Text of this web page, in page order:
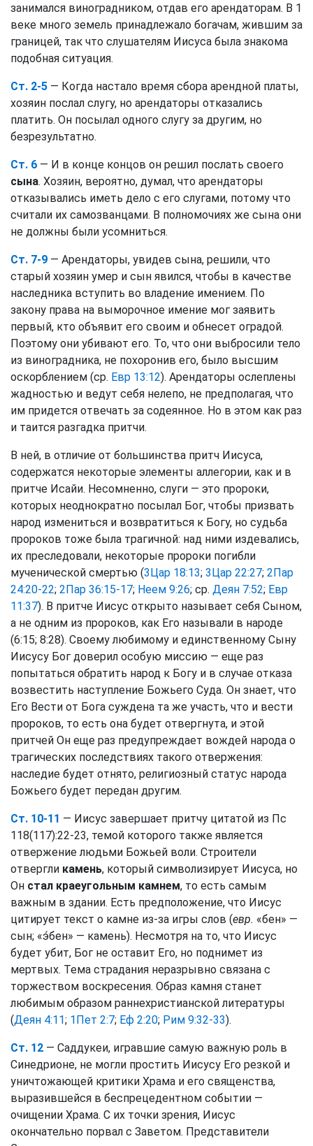
занимался виноградником, отдав его арендаторам. В 1
веке много земель принадлежало богачам, жившим за
границей, так что слушателям Иисуса была знакома
подобная ситуация.
Ст. 2-5 — Когда настало время сбора арендной платы,
хозяин послал слугу, но арендаторы отказались
платить. Он посылал одного слугу за другим, но
безрезультатно.
Ст. 6 — И в конце концов он решил послать своего
сына. Хозяин, вероятно, думал, что арендаторы
отказывались иметь дело с его слугами, потому что
считали их самозванцами. В полномочиях же сына они
не должны были усомниться.
Ст. 7-9 — Арендаторы, увидев сына, решили, что
старый хозяин умер и сын явился, чтобы в качестве
наследника вступить во владение имением. По
закону права на выморочное имение мог заявить
первый, кто объявит его своим и обнесет оградой.
Поэтому они убивают его. То, что они выбросили тело
из виноградника, не похоронив его, было высшим
оскорблением (ср. Евр 13:12). Арендаторы ослеплены
жадностью и ведут себя нелепо, не предполагая, что
им придется отвечать за содеянное. Но в этом как раз
и таится разгадка притчи.
В ней, в отличие от большинства притч Иисуса,
содержатся некоторые элементы аллегории, как и в
притче Исайи. Несомненно, слуги — это пророки,
которых неоднократно посылал Бог, чтобы призвать
народ измениться и возвратиться к Богу, но судьба
пророков тоже была трагичной: над ними издевались,
их преследовали, некоторые пророки погибли
мученической смертью (3Цар 18:13; 3Цар 22:27; 2Пар
24:20-22; 2Пар 36:15-17; Неем 9:26; ср. Деян 7:52; Евр
11:37). В притче Иисус открыто называет себя Сыном,
а не одним из пророков, как Его называли в народе
(6:15; 8:28). Своему любимому и единственному Сыну
Иисусу Бог доверил особую миссию — еще раз
попытаться обратить народ к Богу и в случае отказа
возвестить наступление Божьего Суда. Он знает, что
Его Вести от Бога суждена та же участь, что и вести
пророков, то есть она будет отвергнута, и этой
притчей Он еще раз предупреждает вождей народа о
трагических последствиях такого отвержения:
наследие будет отнято, религиозный статус народа
Божьего будет передан другим.
Ст. 10-11 — Иисус завершает притчу цитатой из Пс
118(117):22-23, темой которого также является
отвержение людьми Божьей воли. Строители
отвергли камень, который символизирует Иисуса, но
Он стал краеугольным камнем, то есть самым
важным в здании. Есть предположение, что Иисус
цитирует текст о камне из-за игры слов (евр. «бен» —
сын; «э́бен» — камень). Несмотря на то, что Иисус
будет убит, Бог не оставит Его, но поднимет из
мертвых. Тема страдания неразрывно связана с
торжеством воскресения. Образ камня станет
любимым образом раннехристианской литературы
(Деян 4:11; 1Пет 2:7; Еф 2:20; Рим 9:32-33).
Ст. 12 — Саддукеи, игравшие самую важную роль в
Синедрионе, не могли простить Иисусу Его резкой и
уничтожающей критики Храма и его священства,
выразившейся в беспрецедентном событии —
очищении Храма. С их точки зрения, Иисус
окончательно порвал с Заветом. Представители